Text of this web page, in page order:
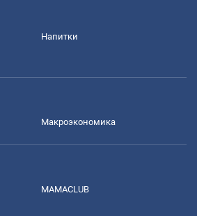
Напитки
Mакроэкономика
MAMACLUB